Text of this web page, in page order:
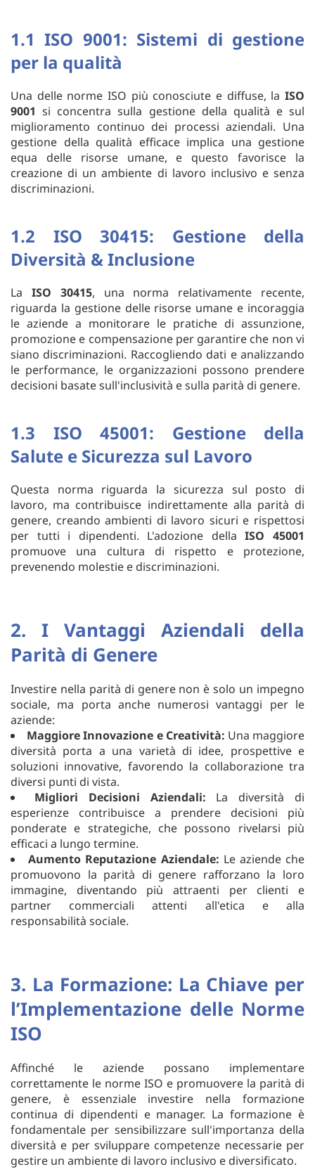
1.1 ISO 9001: Sistemi di gestione
per la qualità
Una delle norme ISO più conosciute e diffuse, la ISO
9001 si concentra sulla gestione della qualità e sul
miglioramento continuo dei processi aziendali. Una
gestione della qualità efficace implica una gestione
equa delle risorse umane, e questo favorisce la
creazione di un ambiente di lavoro inclusivo e senza
discriminazioni.
1.2 ISO 30415: Gestione della
Diversità & Inclusione
La ISO 30415, una norma relativamente recente,
riguarda la gestione delle risorse umane e incoraggia
le aziende a monitorare le pratiche di assunzione,
promozione e compensazione per garantire che non vi
siano discriminazioni. Raccogliendo dati e analizzando
le performance, le organizzazioni possono prendere
decisioni basate sull'inclusività e sulla parità di genere.
1.3 ISO 45001: Gestione della
Salute e Sicurezza sul Lavoro
Questa norma riguarda la sicurezza sul posto di
lavoro, ma contribuisce indirettamente alla parità di
genere, creando ambienti di lavoro sicuri e rispettosi
per tutti i dipendenti. L'adozione dellaISO 45001
promuove una cultura di rispetto e protezione,
prevenendo molestie e discriminazioni.
2. I Vantaggi Aziendali della
Parità di Genere
Investire nella parità di genere non è solo un impegno
sociale, ma porta anche numerosi vantaggi per le
aziende:
Maggiore Innovazione e Creatività: Una maggiore
diversità porta a una varietà di idee, prospettive e
soluzioni innovative, favorendo la collaborazione tra
diversi punti di vista.
Migliori Decisioni Aziendali: La diversità di
esperienze contribuisce a prendere decisioni più
ponderate e strategiche, che possono rivelarsi più
efficaci a lungo termine.
Aumento Reputazione Aziendale: Le aziende che
promuovono la parità di genere rafforzano la loro
immagine, diventando più attraenti per clienti e
partner commerciali attenti all'etica e alla
responsabilità sociale.
3. La Formazione: La Chiave per
l’Implementazione delle Norme
ISO
Affinché le aziende possano implementare
correttamente le norme ISO e promuovere la parità di
genere, è essenziale investire nella formazione
continua di dipendenti e manager. La formazione è
fondamentale per sensibilizzare sull'importanza della
diversità e per sviluppare competenze necessarie per
gestire un ambiente di lavoro inclusivo e diversificato.